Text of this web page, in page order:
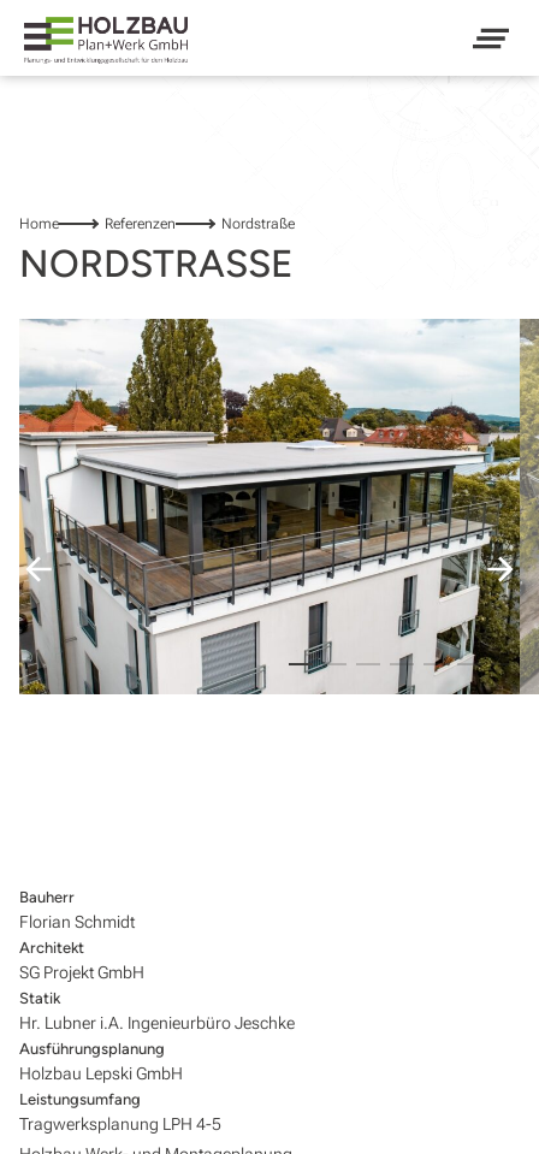
NORDSTRASSE
Home Referenzen Nordstraße
Bauherr
Florian Schmidt
Architekt
SG Projekt GmbH
Statik
Hr. Lubner i.A. Ingenieurbüro Jeschke
Ausführungsplanung
Holzbau Lepski GmbH
Leistungsumfang
Tragwerksplanung LPH 4-5